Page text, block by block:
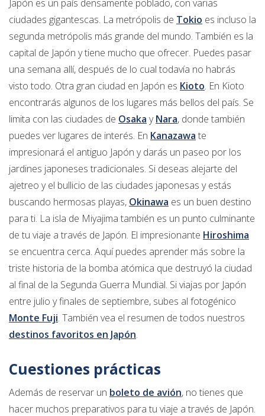
Japón es un país densamente poblado, con varias
ciudades gigantescas. La metrópolis de Tokio es incluso la
segunda metrópolis más grande del mundo. También es la
capital de Japón y tiene mucho que ofrecer. Puedes pasar
una semana allí, después de lo cual todavía no habrás
visto todo. Otra gran ciudad en Japón es Kioto. En Kioto
encontrarás algunos de los lugares más bellos del país. Se
limita con las ciudades de Osaka yNara, donde también
puedes ver lugares de interés. En Kanazawa te
impresionará el antiguo Japón y darás un paseo por los
jardines japoneses tradicionales. Si deseas alejarte del
ajetreo y el bullicio de las ciudades japonesas y estás
buscando hermosas playas, Okinawa es un buen destino
para ti. La isla de Miyajima también es un punto culminante
de tu viaje a través de Japón. El impresionante Hiroshima
se encuentra cerca. Aquí puedes aprender más sobre la
triste historia de la bomba atómica que destruyó la ciudad
al final de la Segunda Guerra Mundial. Si viajas por Japón
entre julio y finales de septiembre, subes al fotogénico
Monte Fuji. También vea el resumen de todos nuestros
destinos favoritos en Japón.
Cuestiones prácticas
Además de reservar un boleto de avión, no tienes que
hacer muchos preparativos para tu viaje a través de Japón.